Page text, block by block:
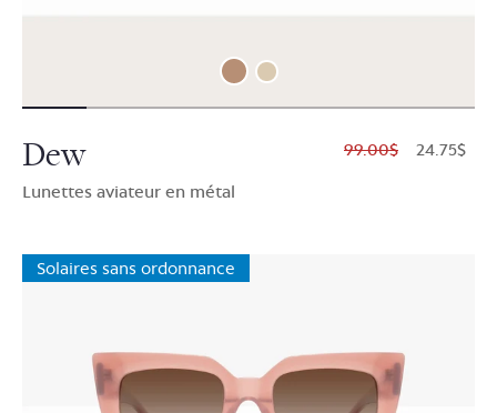
Dew
Lunettes aviateur en métal
$99.00 $24.75
Solaires sans ordonnance